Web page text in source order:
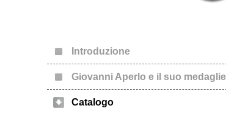
Introduzione
Giovanni Aperlo e il suo
Catalogo